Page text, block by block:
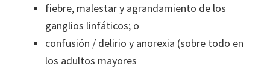
fiebre, malestar y agrandamiento de los
ganglios linfáticos; o
confusión / delirio y anorexia (sobre todo en
los adultos mayores